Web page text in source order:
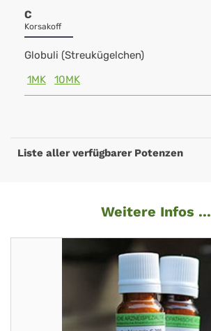
C
Korsakoff
Globuli (Streukügelchen)
1MK
10MK
Liste aller verfügbarer Potenzen
Weitere Infos ...